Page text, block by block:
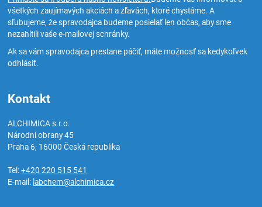
všetkých zaujímavých akciách a zľavách, ktoré chystáme. A
sľubujeme, že spravodajca budeme posielať len občas, aby sme
nezahltili vaše e-mailovej schránky.
Ak sa vám spravodajca prestane páčiť, máte možnosť sa kedykoľvek
odhlásiť.
Kontakt
ALCHIMICA s.r.o.
Národní obrany 45
Praha 6, 16000Česká republika
Tel:+420 220 515 541
E-mail: labchem@alchimica.cz